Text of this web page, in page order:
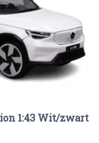
1:43 Wit/zwart